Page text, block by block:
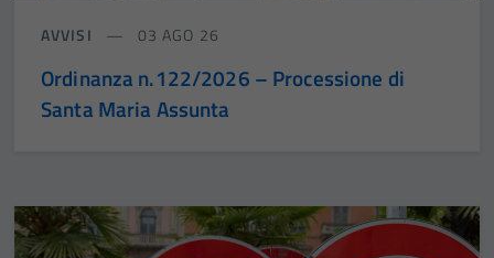
AVVISI 03 AGO 26
Ordinanza n.122/2026 – Processione di
Santa Maria Assunta